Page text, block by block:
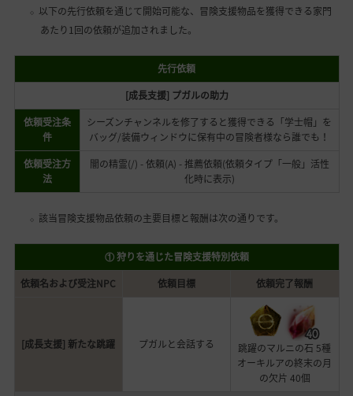
以下の先行依頼を通じて開始可能な、冒険支援物品を獲得できる家門
あたり1回の依頼が追加されました。
先行依頼
[成長支援] プガルの助力
依頼受注条
件
シーズンチャンネルを修了すると獲得できる「学士帽」を
バッグ/装備ウィンドウに保有中の冒険者様なら誰でも！
依頼受注方
法
闇の精霊(/) - 依頼(A) - 推薦依頼(依頼タイプ「一般」活性
化時に表示)
該当冒険支援物品依頼の主要目標と報酬は次の通りです。
① 狩りを通じた冒険支援特別依頼
依頼名および受注NPC
依頼目標 依頼完了報酬
[成長支援] 新たな跳躍 プガルと会話する
跳躍のマルニの石 5種
オーキルアの終末の月
の欠片 40個